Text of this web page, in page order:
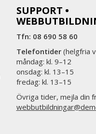
SUPPORT •
Tfn: 08 690 58 60
Telefontider(helgfria
måndag: kl. 9–12
onsdag: kl. 13–15
fredag: kl. 13–15
Övriga tider, mejla din